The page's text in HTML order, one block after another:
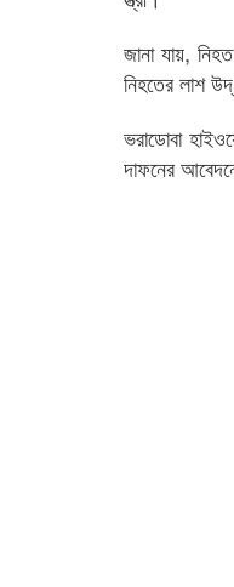
জানা যায়,
নিহতের লাশ
ভরাডোবা
দাফনের